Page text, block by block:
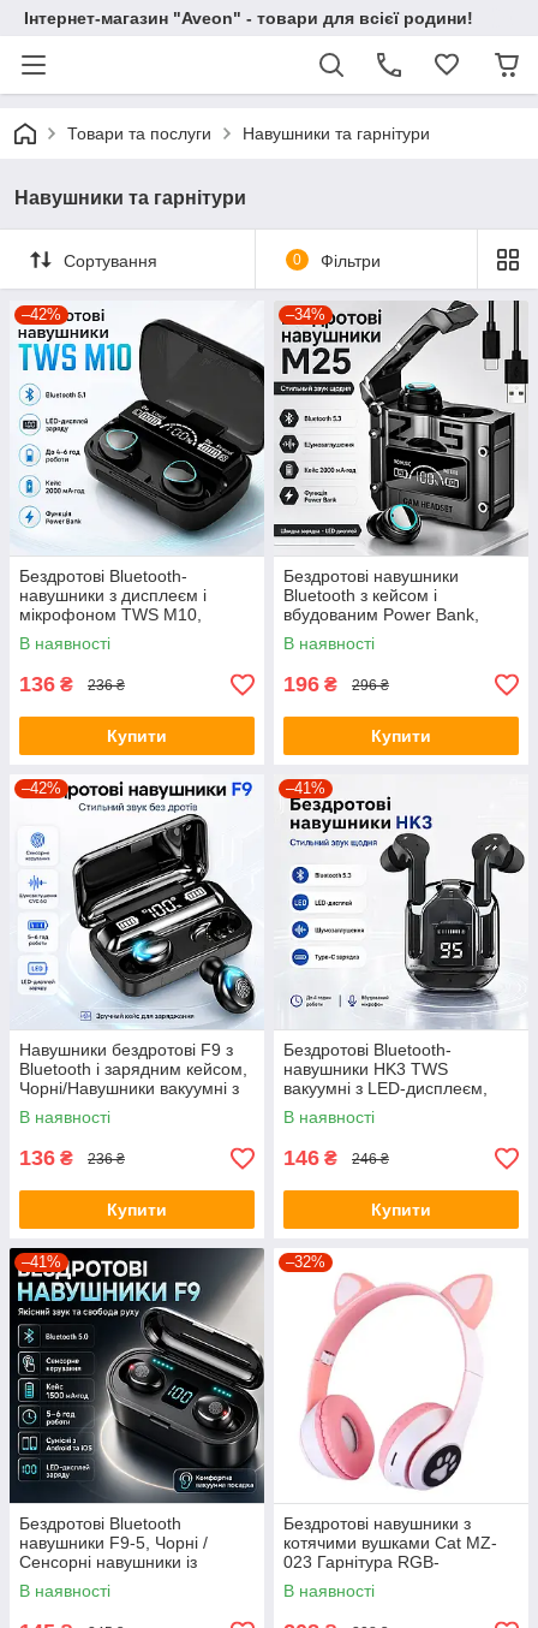
Інтернет-магазин "Aveon" - товари для всієї родини!
Товари та послуги Навушники та гарнітури
Навушники та гарнітури
Сортування 0 Фільтри
–42%
Бездротові Bluetooth-
навушники з дисплеєм і
мікрофоном TWS M10,
Чорний/Блютуз навушники з
функцією PowerBank
В наявності
136 ₴ 236 ₴
Купити
–34%
Бездротові навушники
Bluetooth з кейсом і
вбудованим Power Bank,
M25, Чорний/Вакуумні
навушники з дисплеєм
В наявності
196 ₴ 296 ₴
Купити
–42%
Навушники бездротові F9 з
Bluetooth і зарядним кейсом,
Чорні/Навушники вакуумні з
дисплеєм
В наявності
136 ₴ 236 ₴
Купити
–41%
Бездротові Bluetooth-
навушники HK3 TWS
вакуумні з LED-дисплеєм,
шумозаглушенням,
мікрофоном, ігровим
В наявності
146 ₴ 246 ₴
Купити
–41%
Бездротові Bluetooth
навушники F9-5, Чорні /
Сенсорні навушники із
зарядним кейсом / Вакуумні
блютуз навушники
В наявності
–32%
Бездротові навушники з
котячими вушками Cat MZ-
023 Гарнітура RGB-
підсвіткою FM microSD
Рожеві
В наявності